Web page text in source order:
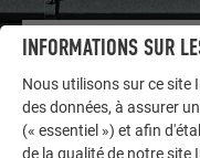
LAISSEZ-VOUS
AUTRES BÂTIMENTS
La galerie de
INFORMATIONS SUR
Nous utilisons sur ce site
des données, à assurer
(« essentiel ») et afin
de la qualité de notre site